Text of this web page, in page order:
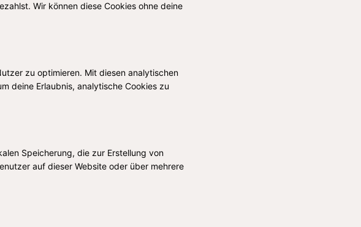
Wir können diese Cookies ohne deine
zu optimieren. Mit diesen analytischen
deine Erlaubnis, analytische Cookies zu
Speicherung, die zur Erstellung von
auf dieser Website oder über mehrere